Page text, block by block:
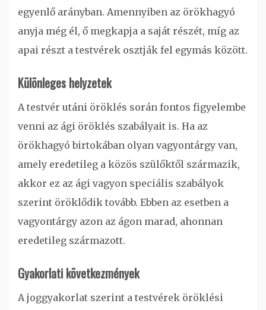
egyenlő arányban. Amennyiben az örökhagyó
anyja még él, ő megkapja a saját részét, míg az
apai részt a testvérek osztják fel egymás között.
Különleges helyzetek
A testvér utáni öröklés során fontos figyelembe
venni az ági öröklés szabályait is. Ha az
örökhagyó birtokában olyan vagyontárgy van,
amely eredetileg a közös szülőktől származik,
akkor ez az ági vagyon speciális szabályok
szerint öröklődik tovább. Ebben az esetben a
vagyontárgy azon az ágon marad, ahonnan
eredetileg származott.
Gyakorlati következmények
A joggyakorlat szerint a testvérek öröklési